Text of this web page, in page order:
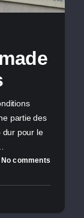
partie des
dur pour le
No comments